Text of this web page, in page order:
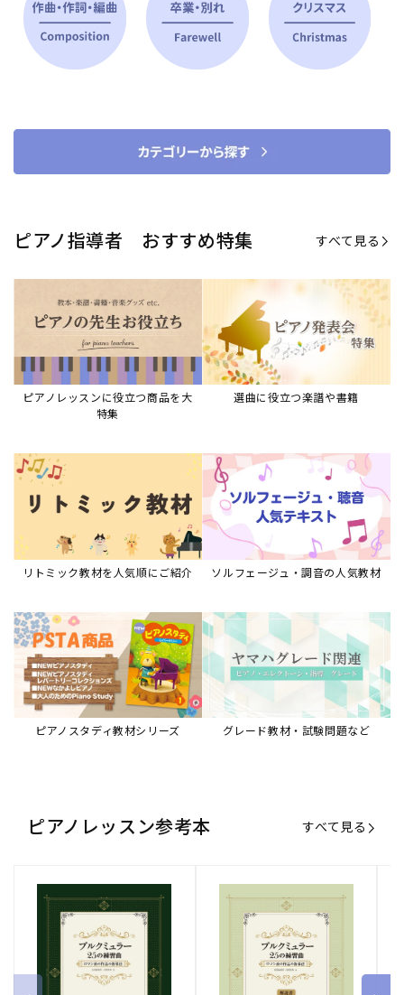
ピアノ指導者 おすすめ特集 すべて見る
ピアノレッスンに役立つ商品を大
特集
選曲に役立つ楽譜や書籍
リトミック教材を人気順にご紹介 ソルフェージュ・調音の人気教材
ピアノスタディ教材シリーズ グレード教材・試験問題など
ピアノレッスン参考本 すべて見る